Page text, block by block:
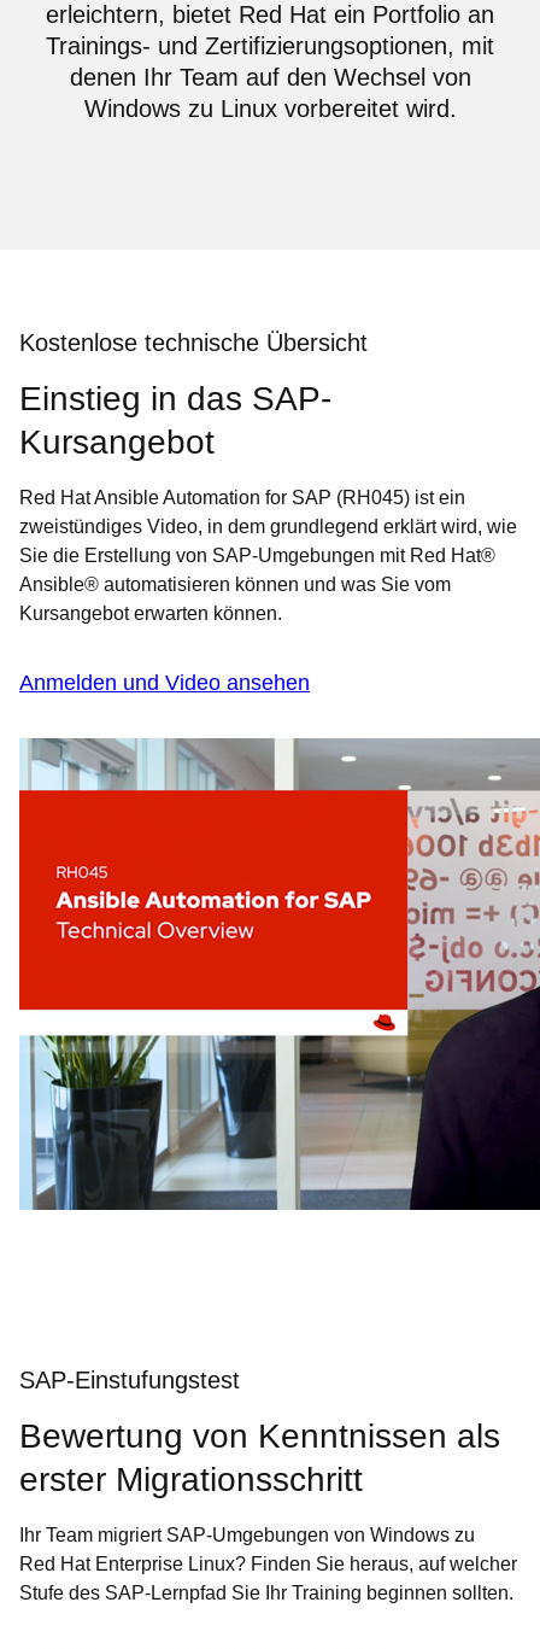
erleichtern, bietet Red Hat ein Portfolio an
Trainings- und Zertifizierungsoptionen, mit
denen Ihr Team auf den Wechsel von
Windows zu Linux vorbereitet wird.
Kostenlose technische Übersicht
Einstieg in das SAP-
Kursangebot
Red Hat Ansible Automation for SAP (RH045) ist ein
zweistündiges Video, in dem grundlegend erklärt wird, wie
Sie die Erstellung von SAP-Umgebungen mit Red Hat®
Ansible® automatisieren können und was Sie vom
Kursangebot erwarten können.
Anmelden und Video ansehen
SAP-Einstufungstest
Bewertung von Kenntnissen als
erster Migrationsschritt
Ihr Team migriert SAP-Umgebungen von Windows zu
Red Hat Enterprise Linux? Finden Sie heraus, auf welcher
Stufe des SAP-Lernpfad Sie Ihr Training beginnen sollten.